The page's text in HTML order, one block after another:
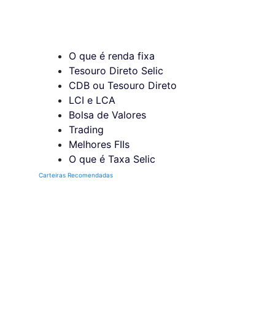
O que é renda fixa
Tesouro Direto Selic
CDB ou Tesouro Direto
LCI e LCA
Bolsa de Valores
Trading
Melhores FIIs
O que é Taxa Selic
Carteiras Recomendadas